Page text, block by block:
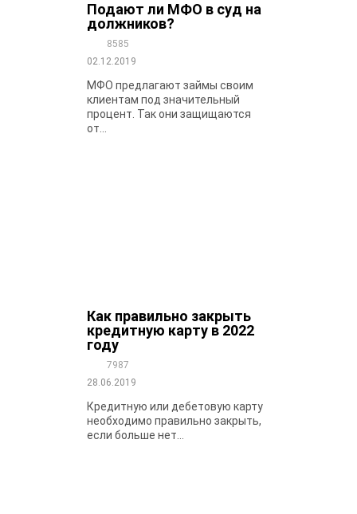
Подают ли МФО в суд на
должников?
8585
02.12.2019
МФО предлагают займы своим
клиентам под значительный
процент. Так они защищаются
от...
Как правильно закрыть
кредитную карту в 2022
году
7987
28.06.2019
Кредитную или дебетовую карту
необходимо правильно закрыть,
если больше нет...